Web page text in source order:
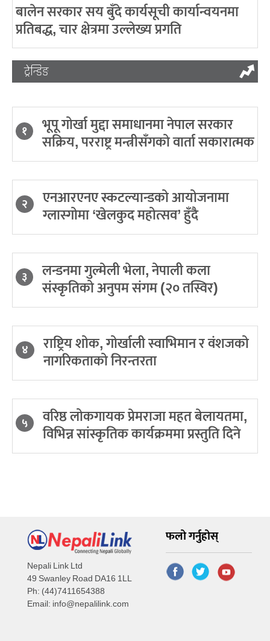
बालेन सरकार सय बुँदे कार्यसूची कार्यान्वयनमा
प्रतिबद्ध, चार क्षेत्रमा उल्लेख्य प्रगति
ट्रेन्डिङ
१ भूपू गोर्खा मुद्दा समाधानमा नेपाल सरकार
सक्रिय, परराष्ट्र मन्त्रीसँगको वार्ता सकारात्मक
२ एनआरएनए स्कटल्यान्डको आयोजनामा
ग्लास्गोमा ‘खेलकुद महोत्सव’ हुँदै
३ लन्डनमा गुल्मेली भेला, नेपाली कला
संस्कृतिको अनुपम संगम (२० तस्विर)
४ राष्ट्रिय शोक, गोर्खाली स्वाभिमान र वंशजको
नागरिकताको निरन्तरता
५ वरिष्ठ लोकगायक प्रेमराजा महत बेलायतमा,
विभिन्न सांस्कृतिक कार्यक्रममा प्रस्तुति दिने
Nepali Link Ltd
49 Swanley Road DA16 1LL
Ph: (44)7411654388
Email: info@nepalilink.com
फलो गर्नुहोस्